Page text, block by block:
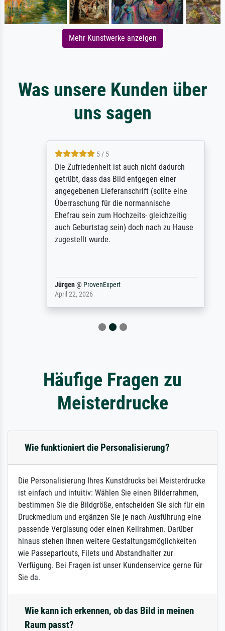
Mehr Kunstwerke anzeigen
Was unsere Kunden über
uns sagen
5 / 5
Die Zufriedenheit ist auch nicht dadurch
getrübt, dass das Bild entgegen einer
angegebenen Lieferanschrift (sollte eine
Überraschung für die normannische
Ehefrau sein zum Hochzeits- gleichzeitig
auch Geburtstag sein) doch nach zu Hause
zugestellt wurde.
Jürgen@ProvenExpert
April 22, 2026
Häufige Fragen zu
Meisterdrucke
Wie funktioniert die Personalisierung?
Die Personalisierung Ihres Kunstdrucks bei Meisterdrucke
ist einfach und intuitiv: Wählen Sie einen Bilderrahmen,
bestimmen Sie die Bildgröße, entscheiden Sie sich für ein
Druckmedium und ergänzen Sie je nach Ausführung eine
passende Verglasung oder einen Keilrahmen. Darüber
hinaus stehen Ihnen weitere Gestaltungsmöglichkeiten
wie Passepartouts, Filets und Abstandhalter zur
Verfügung. Bei Fragen ist unser Kundenservice gerne für
Sie da.
Wie kann ich erkennen, ob das Bild in meinen
Raum passt?